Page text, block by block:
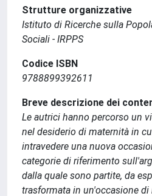
Strutture organizzative
Istituto di Ricerche sulla
Sociali - IRPPS
Codice ISBN
9788899392611
Breve descrizione dei
Le autrici hanno percorso un
nel desiderio di maternità in
intravedere una nuova
categorie di riferimento
dalla quale sono partite, da
trasformata in un'occasione